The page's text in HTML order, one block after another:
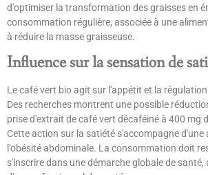
d'optimiser la transformation des graisses en
consommation régulière, associée à une
à réduire la masse graisseuse.
Influence sur la sensation de
Le café vert bio agit sur l'appétit et la
Des recherches montrent une possible
prise d'extrait de café vert décaféiné à 400 mg
Cette action sur la satiété s'accompagne d'une
l'obésité abdominale. La consommation doit
s'inscrire dans une démarche globale de santé,